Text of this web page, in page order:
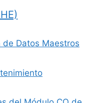
de Datos Maestros